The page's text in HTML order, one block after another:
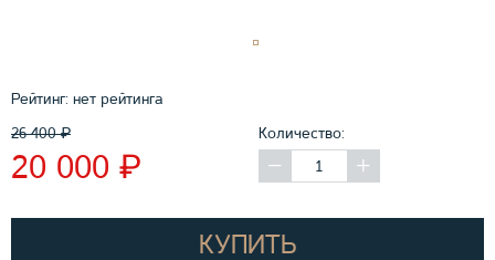
Рейтинг: нет рейтинга
26 400₽
20 000 ₽
Количество:
КУПИТЬ